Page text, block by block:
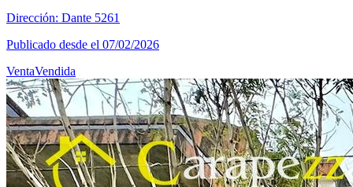
Dirección: Dante 5261
Publicado desde el 07/02/2026
VentaVendida